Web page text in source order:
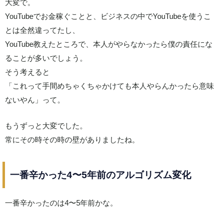
大変で。
YouTubeでお金稼ぐことと、ビジネスの中でYouTubeを使うこ
とは全然違ってたし、
YouTube教えたところで、本人がやらなかったら僕の責任にな
ることが多いでしょう。
そう考えると
「これって手間めちゃくちゃかけても本人やらんかったら意味
ないやん」って。
もうずっと大変でした。
常にその時その時の壁がありましたね。
一番辛かった4〜5年前のアルゴリズム変化
一番辛かったのは4〜5年前かな。